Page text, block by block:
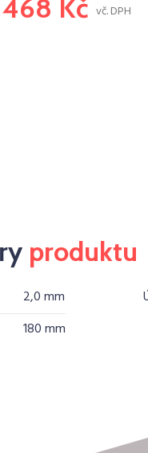
468 Kč vč. DPH
produktu
2,0 mm
180 mm